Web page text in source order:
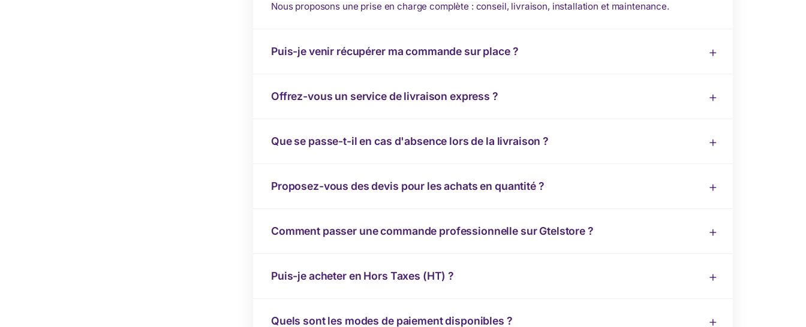
Nous proposons une prise en charge complète : conseil, livraison, installation et maintenance.
Puis-je venir récupérer ma commande sur place ?
Offrez-vous un service de livraison express ?
Que se passe-t-il en cas d'absence lors de la livraison ?
Proposez-vous des devis pour les achats en quantité ?
Comment passer une commande professionnelle sur Gtelstore ?
Puis-je acheter en Hors Taxes (HT) ?
Quels sont les modes de paiement disponibles ?